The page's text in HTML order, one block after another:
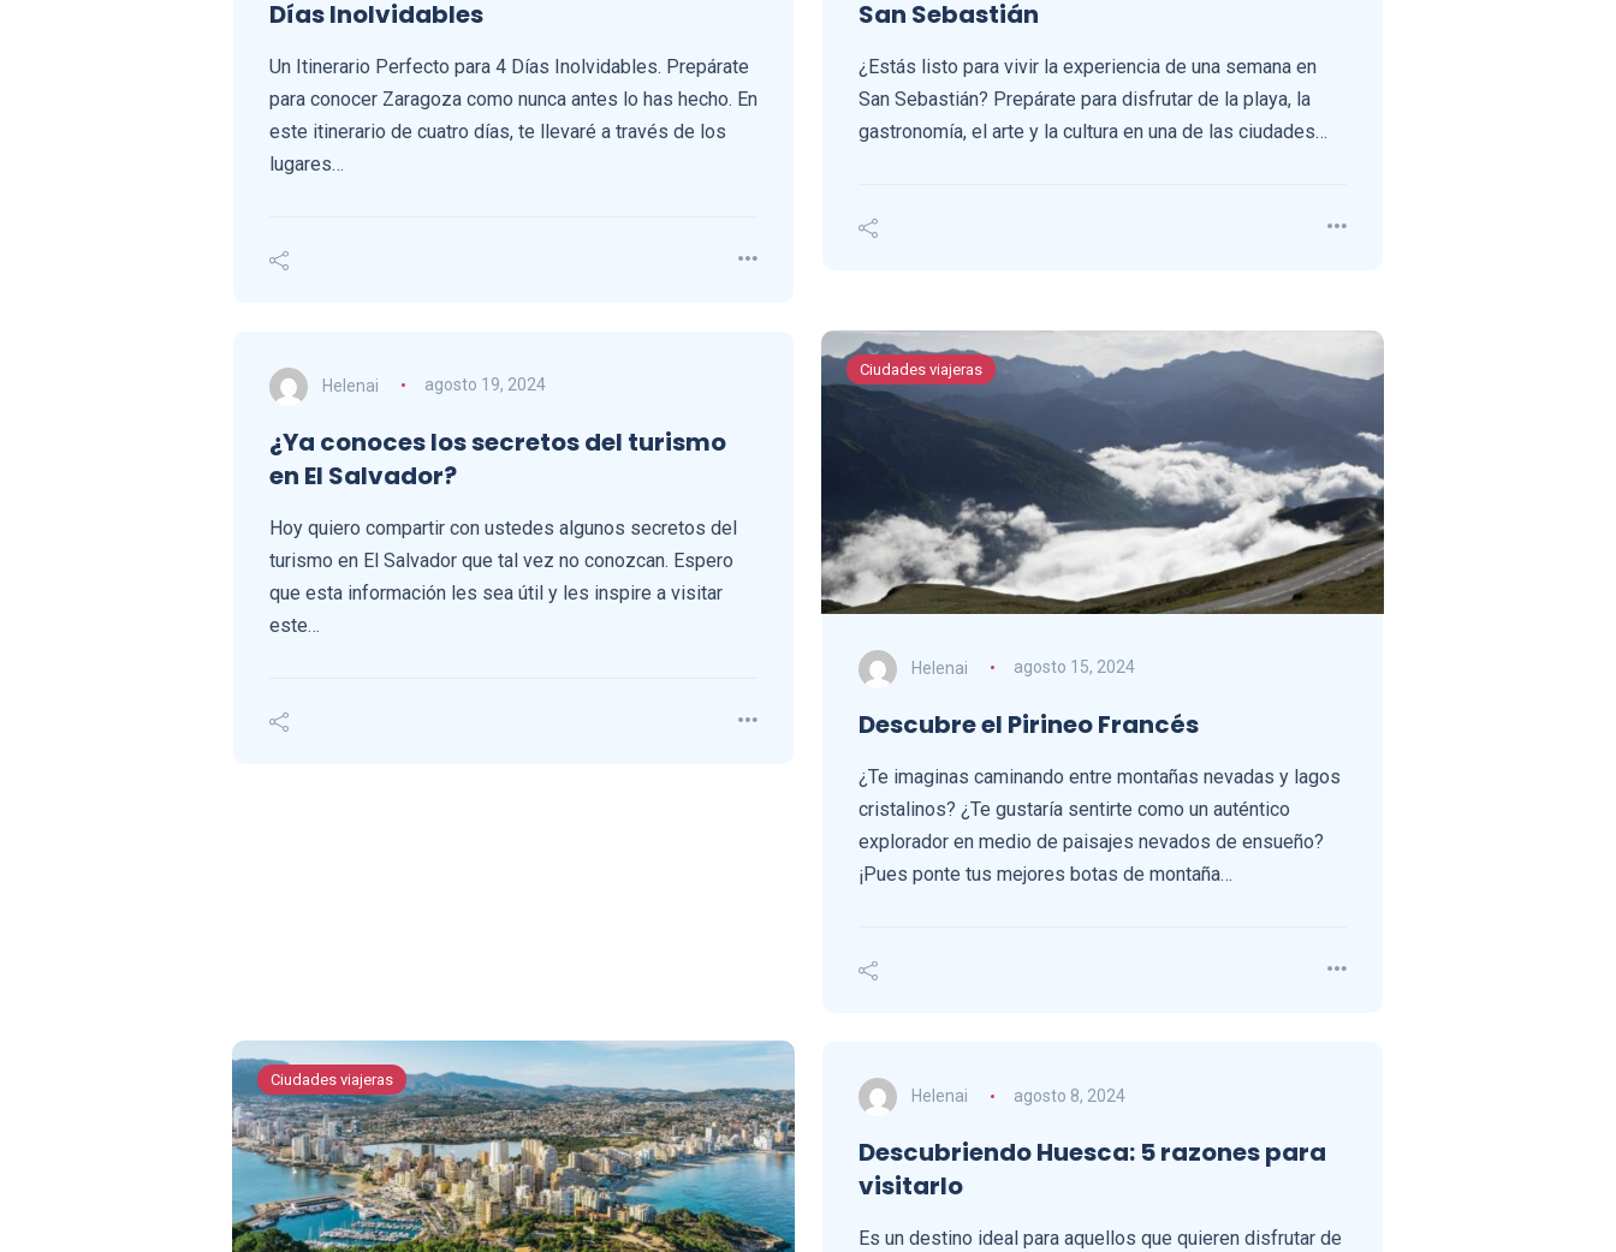
Días Inolvidables
Un Itinerario Perfecto para 4 Días Inolvidables. Prepárate
para conocer Zaragoza como nunca antes lo has hecho. En
este itinerario de cuatro días, te llevaré a través de los
lugares…
San Sebastián
¿Estás listo para vivir la experiencia de una semana en
San Sebastián? Prepárate para disfrutar de la playa, la
gastronomía, el arte y la cultura en una de las ciudades…
Helenai agosto 19, 2024
¿Ya conoces los secretos del turismo
en El Salvador?
Hoy quiero compartir con ustedes algunos secretos del
turismo en El Salvador que tal vez no conozcan. Espero
que esta información les sea útil y les inspire a visitar
este…
Ciudades viajeras
Helenai agosto 15, 2024
Descubre el Pirineo Francés
¿Te imaginas caminando entre montañas nevadas y lagos
cristalinos? ¿Te gustaría sentirte como un auténtico
explorador en medio de paisajes nevados de ensueño?
¡Pues ponte tus mejores botas de montaña…
Ciudades viajeras
Helenai agosto 8, 2024
Descubriendo Huesca: 5 razones para
visitarlo
Es un destino ideal para aquellos que quieren disfrutar de